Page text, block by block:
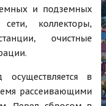
и подземных
коллекторы,
очистные
в
рассеивающими